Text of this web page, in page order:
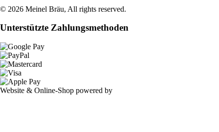
© 2026 Meinel Bräu, All rights reserved.
Unterstützte Zahlungsmethoden
Website & Online-Shop powered by